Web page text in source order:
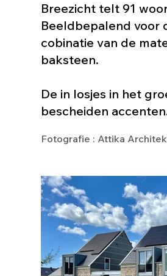
Breezicht telt 91
Beeldbepalend voor
cobinatie van de
baksteen.
De in losjes in het
bescheiden
Fotografie : Attika